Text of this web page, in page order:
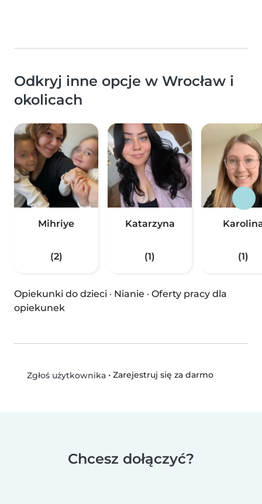
Odkryj inne opcje w Wrocław i
okolicach
Mihriye
(2)
Katarzyna
(1) (1)
Opiekunki do dzieci · Nianie · Oferty pracy dla
opiekunek
Zgłoś użytkownika• Zarejestruj się za darmo
Chcesz dołączyć?